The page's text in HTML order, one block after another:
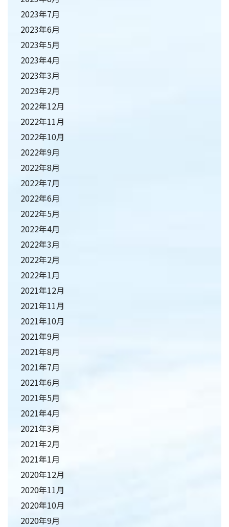
2023年7月
2023年6月
2023年5月
2023年4月
2023年3月
2023年2月
2022年12月
2022年11月
2022年10月
2022年9月
2022年8月
2022年7月
2022年6月
2022年5月
2022年4月
2022年3月
2022年2月
2022年1月
2021年12月
2021年11月
2021年10月
2021年9月
2021年8月
2021年7月
2021年6月
2021年5月
2021年4月
2021年3月
2021年2月
2021年1月
2020年12月
2020年11月
2020年10月
2020年9月